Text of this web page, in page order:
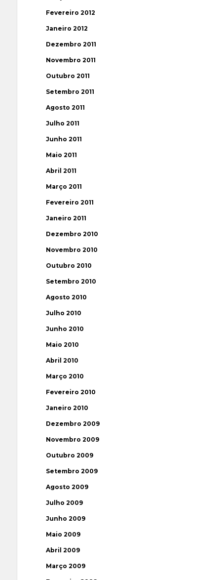
Fevereiro 2012
Janeiro 2012
Dezembro 2011
Novembro 2011
Outubro 2011
Setembro 2011
Agosto 2011
Julho 2011
Junho 2011
Maio 2011
Abril 2011
Março 2011
Fevereiro 2011
Janeiro 2011
Dezembro 2010
Novembro 2010
Outubro 2010
Setembro 2010
Agosto 2010
Julho 2010
Junho 2010
Maio 2010
Abril 2010
Março 2010
Fevereiro 2010
Janeiro 2010
Dezembro 2009
Novembro 2009
Outubro 2009
Setembro 2009
Agosto 2009
Julho 2009
Junho 2009
Maio 2009
Abril 2009
Março 2009